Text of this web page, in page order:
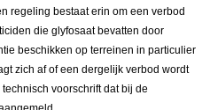
regeling bestaat erin om een verbod
die glyfosaat bevatten door
beschikken op terreinen in particulier
zich af of een dergelijk verbod wordt
voorschrift dat bij de